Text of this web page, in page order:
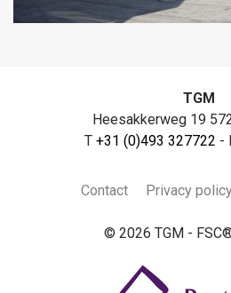
TGM
Heesakkerweg 19
T +31 (0)493 327722 -
Contact Privacy
© 2026 TGM -